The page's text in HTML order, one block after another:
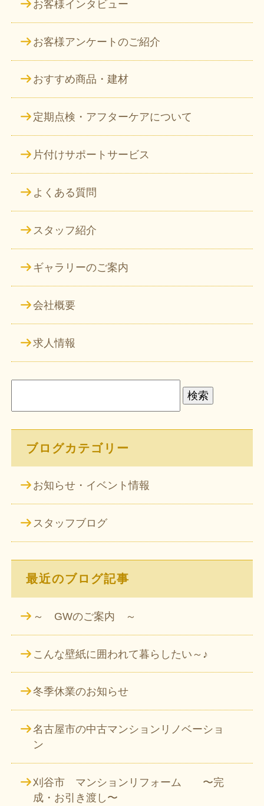
お客様インタビュー
お客様アンケートのご紹介
おすすめ商品・建材
定期点検・アフターケアについて
片付けサポートサービス
よくある質問
スタッフ紹介
ギャラリーのご案内
会社概要
求人情報
ブログカテゴリー
お知らせ・イベント情報
スタッフブログ
最近のブログ記事
～ GWのご案内 ～
こんな壁紙に囲われて暮らしたい～♪
冬季休業のお知らせ
名古屋市の中古マンションリノベーショ
ン
刈谷市 マンションリフォーム 〜完
成・お引き渡し〜